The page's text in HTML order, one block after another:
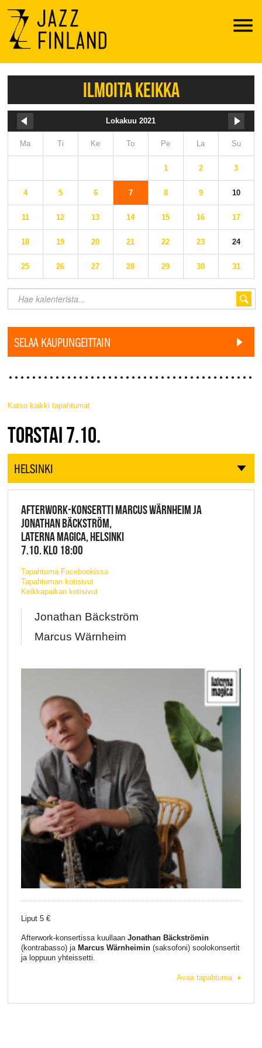
Menu
ILMOITA KEIKKA
Lokakuu 2021
Ma Ti Ke To Pe La Su
1 2 3
4 5 6 7 8 9 10
11 12 13 14 15 16 17
18 19 20 21 22 23 24
25 26 27 28 29 30 31
SELAA KAUPUNGEITTAIN
Katso kaikki tapahtumat
JAZZ FINLAND LIVE
TORSTAI 7.10.
HELSINKI
AFTERWORK-KONSERTTI MARCUS WÄRNHEIM JA
JONATHAN BÄCKSTRÖM,
LATERNA MAGICA, HELSINKI
7.10. KLO 18:00
Tapahtuma Facebookissa
Tapahtuman kotisivut
Keikkapaikan kotisivut
Jonathan Bäckström
Marcus Wärnheim
Liput 5 €
Afterwork-konsertissa kuullaan Jonathan Bäckströmin
(kontrabasso) ja Marcus Wärnheimin(saksofoni) soolokonsertit
ja loppuun yhteissetti.
Avaa tapahtuma